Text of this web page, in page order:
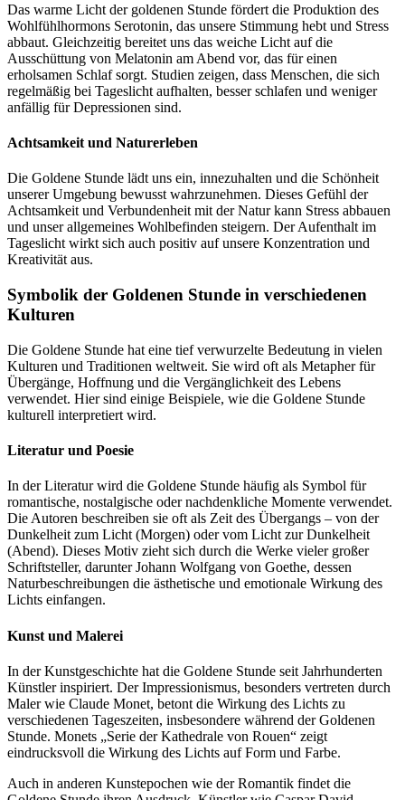
Das warme Licht der goldenen Stunde fördert die Produktion des
Wohlfühlhormons Serotonin, das unsere Stimmung hebt und Stress
abbaut. Gleichzeitig bereitet uns das weiche Licht auf die
Ausschüttung von Melatonin am Abend vor, das für einen
erholsamen Schlaf sorgt. Studien zeigen, dass Menschen, die sich
regelmäßig bei Tageslicht aufhalten, besser schlafen und weniger
anfällig für Depressionen sind.
Achtsamkeit und Naturerleben
Die Goldene Stunde lädt uns ein, innezuhalten und die Schönheit
unserer Umgebung bewusst wahrzunehmen. Dieses Gefühl der
Achtsamkeit und Verbundenheit mit der Natur kann Stress abbauen
und unser allgemeines Wohlbefinden steigern. Der Aufenthalt im
Tageslicht wirkt sich auch positiv auf unsere Konzentration und
Kreativität aus.
Symbolik der Goldenen Stunde in verschiedenen
Kulturen
Die Goldene Stunde hat eine tief verwurzelte Bedeutung in vielen
Kulturen und Traditionen weltweit. Sie wird oft als Metapher für
Übergänge, Hoffnung und die Vergänglichkeit des Lebens
verwendet. Hier sind einige Beispiele, wie die Goldene Stunde
kulturell interpretiert wird.
Literatur und Poesie
In der Literatur wird die Goldene Stunde häufig als Symbol für
romantische, nostalgische oder nachdenkliche Momente verwendet.
Die Autoren beschreiben sie oft als Zeit des Übergangs – von der
Dunkelheit zum Licht (Morgen) oder vom Licht zur Dunkelheit
(Abend). Dieses Motiv zieht sich durch die Werke vieler großer
Schriftsteller, darunter Johann Wolfgang von Goethe, dessen
Naturbeschreibungen die ästhetische und emotionale Wirkung des
Lichts einfangen.
Kunst und Malerei
In der Kunstgeschichte hat die Goldene Stunde seit Jahrhunderten
Künstler inspiriert. Der Impressionismus, besonders vertreten durch
Maler wie Claude Monet, betont die Wirkung des Lichts zu
verschiedenen Tageszeiten, insbesondere während der Goldenen
Stunde. Monets „Serie der Kathedrale von Rouen“ zeigt
eindrucksvoll die Wirkung des Lichts auf Form und Farbe.
Auch in anderen Kunstepochen wie der Romantik findet die